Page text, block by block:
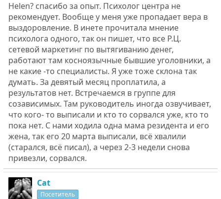
Helen? спасибо за опыт. Психолог центра не
рекомендует. Вообще у меня уже пропадает вера в
выздоровление. В инете прочитала мнение
психолога одного, так он пишет, что все Р.Ц.
сетевой маркетинг по вытягиванию денег,
работают там косноязычные бывшие уголовники, а
не какие -то специалисты. Я уже тоже склона так
думать. За девятый месяц проплатила, а
результатов нет. Встречаемся в группе для
созависимых. Там руководитель иногда озвучивает,
что кого- то выписали и кто то сорвался уже, кто то
пока нет. С нами ходила одна мама резидента и его
жена, так его 20 марта выписали, всё хвалили
(старался, всё писал), а через 2-3 недели снова
привезли, сорвался.
Cat
Посетитель